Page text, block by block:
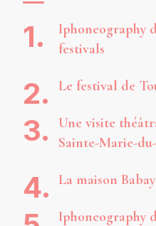
Iphoneography
festivals
Le festival de
Une visite
Sainte-Marie-
La maison
Iphoneography